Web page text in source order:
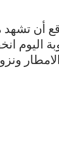
أن
اليوم